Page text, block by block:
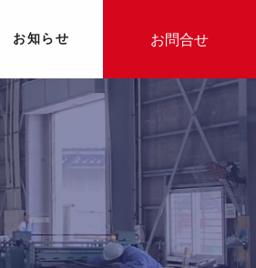
お知らせ お問合せ